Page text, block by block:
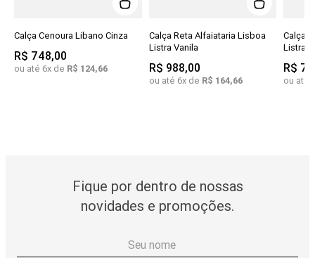
Calça Cenoura Libano Cinza
R$ 748,00
ou até 6x de R$ 124,66
Calça Reta Alfaiataria Lisboa
Listra Vanila
R$ 988,00
ou até 6x de R$ 164,66
Calça
Listras
R$
ou até
Fique por dentro de nossas
novidades e promoções.